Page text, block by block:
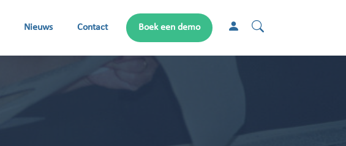
Nieuws Contact Boek een demo